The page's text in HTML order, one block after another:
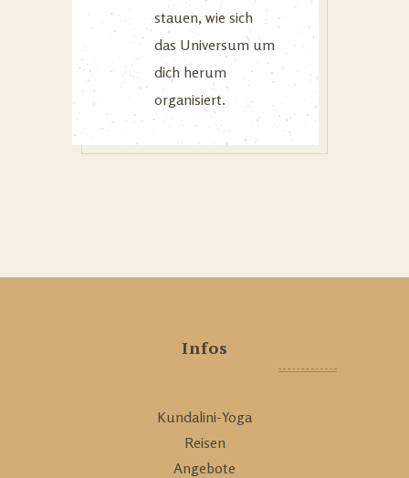
stauen, wie sich
das Universum um
dich herum
organisiert.
Infos
Kundalini-Yoga
Reisen
Angebote